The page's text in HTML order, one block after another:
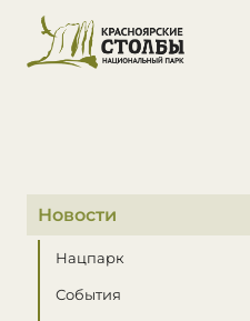
В этом разделе
Новости
Нацпарк
События